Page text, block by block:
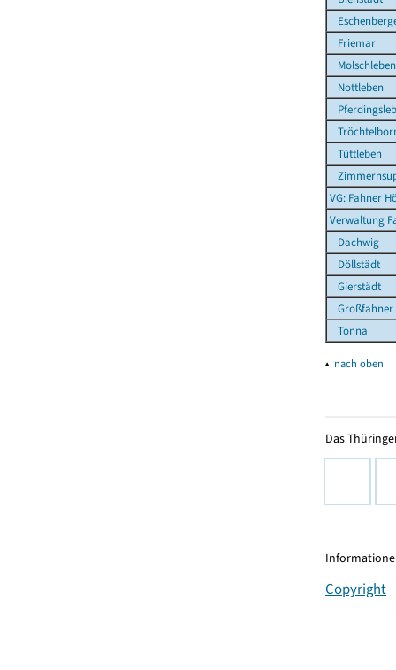
Friemar
Molschleben
Nottleben
Tüttleben
VG: Fahner
Verwaltung
Dachwig
Döllstädt
Gierstädt
Großfahner
Tonna
▴ nach oben
Das
Copyright